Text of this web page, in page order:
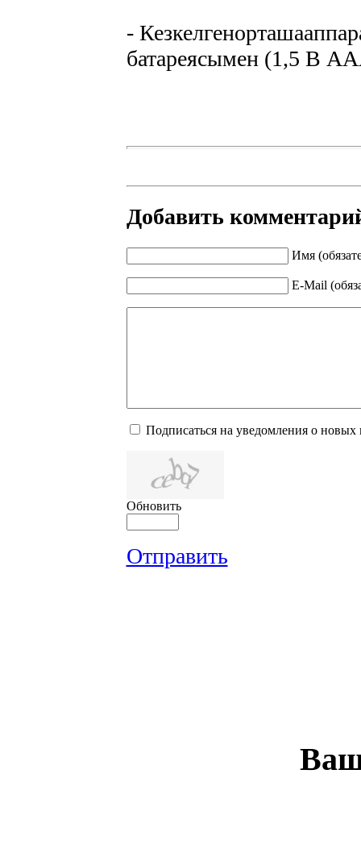
-
батареясымен (1,5 В
Добавить
Имя
E-Mail
Подписаться на уведомления о новых
Обновить
Отправить